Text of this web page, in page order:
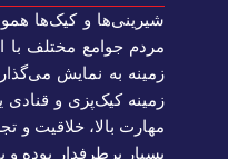
شیرینی‌ها و کیک‌ها
مردم جوامع مختلف با
زمینه به نمایش
زمینه کیک‌پزی و
مهارت بالا، خلاقیت و
بسیار پرطرفدار بوده